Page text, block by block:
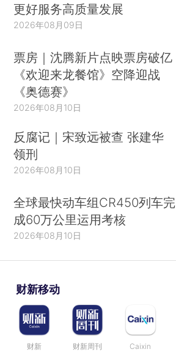
更好服务高质量发展
2026年08月09日
票房｜沈腾新片点映票房破亿
《欢迎来龙餐馆》空降迎战
《奥德赛》
2026年08月10日
反腐记｜宋致远被查 张建华
领刑
2026年08月10日
全球最快动车组CR450列车完
成60万公里运用考核
2026年08月10日
财新移动
财新 财新周刊 Caixin